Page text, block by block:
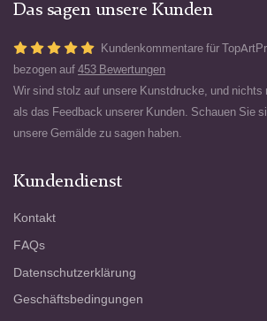
Das sagen unsere Kunden
Kundenkommentare für
bezogen auf 453 Bewertungen
Wir sind stolz auf unsere Kunstdrucke, und
als das Feedback unserer Kunden. Schauen Sie
unsere Gemälde zu sagen haben.
Kundendienst
Kontakt
FAQs
Datenschutzerklärung
Geschäftsbedingungen